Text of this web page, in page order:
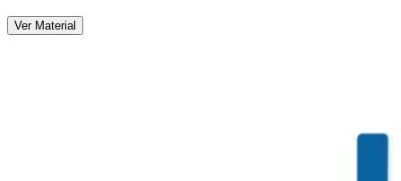
Ver Material